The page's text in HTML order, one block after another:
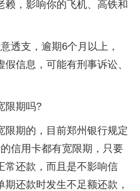
赖，影响你的飞机、高铁和
透支，逾期6个月以上，
信息，可能有刑事诉讼、
限期吗?
限期的，目前郑州银行规定
信用卡都有宽限期，只要
常还款，而且是不影响信
还款时发生不足额还款，